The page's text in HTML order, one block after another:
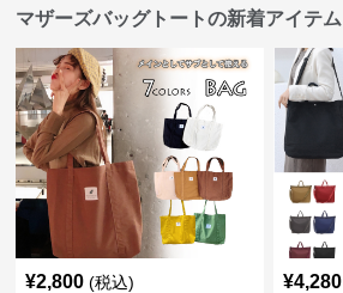
マザーズバッグトートの新着アイテム
¥2,800 (税込) ¥4,280